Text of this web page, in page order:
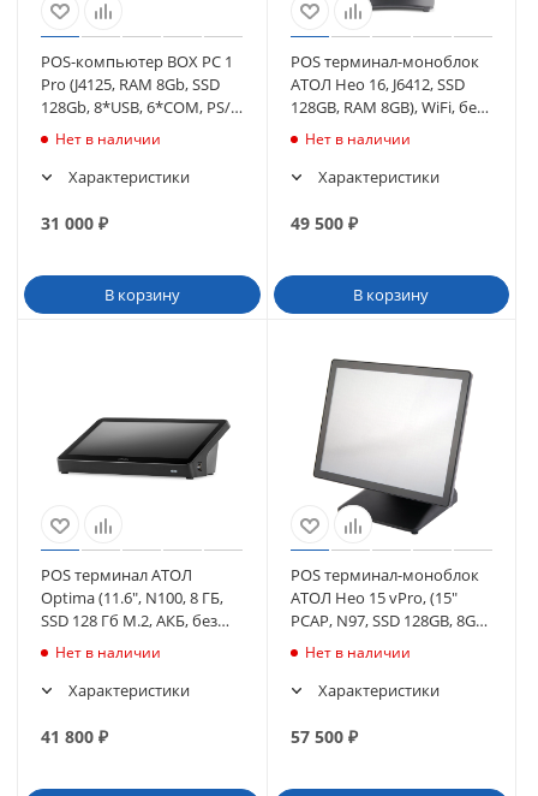
POS-компьютер BOX PC 1
Pro (J4125, RAM 8Gb, SSD
128Gb, 8*USB, 6*COM, PS/2,
2*LAN, 2*HDMI) без ОС
Нет в наличии
Характеристики
31 000 ₽
В корзину
POS терминал-моноблок
АТОЛ Нео 16, J6412, SSD
128GB, RAM 8GB), WiFi, без
MSR, c ОС (65842)
Нет в наличии
Характеристики
49 500₽
В корзину
POS терминал АТОЛ
Optima (11.6", N100, 8 ГБ,
SSD 128 Гб M.2, АКБ, без
ОС), WiFi. V8 (64795)
Нет в наличии
Характеристики
41 800 ₽
POS терминал-моноблок
АТОЛ Нео 15 vPro, (15"
PCAP, N97, SSD 128GB, 8GB)
WiFi, без MSR, с ОС (65226)
Нет в наличии
Характеристики
57 500₽